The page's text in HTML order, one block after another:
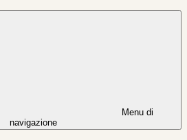
Menu di
navigazione